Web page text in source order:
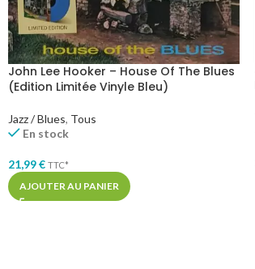
John Lee Hooker – House Of The Blues
(Edition Limitée Vinyle Bleu)
Jazz / Blues, Tous
En stock
21,99€ TTC*
AJOUTER AU PANIER